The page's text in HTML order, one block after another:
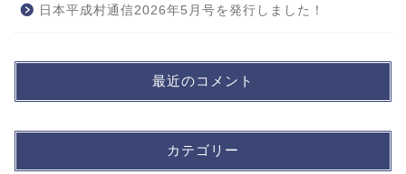
日本平成村通信2026年5月号を発行しました！
最近のコメント
カテゴリー